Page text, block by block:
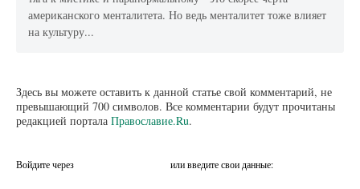
американского менталитета. Но ведь менталитет тоже влияет
на культуру...
Здесь вы можете оставить к данной статье свой комментарий, не
превышающий 700 символов. Все комментарии будут прочитаны
редакцией портала Православие.Ru.
Войдите через или введите свои данные: